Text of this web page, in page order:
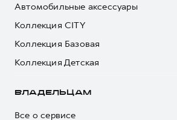
Автомобильные аксессуары
Коллекция CITY
Коллекция Базовая
Коллекция Детская
ВЛАДЕЛЬЦАМ
Все о сервисе